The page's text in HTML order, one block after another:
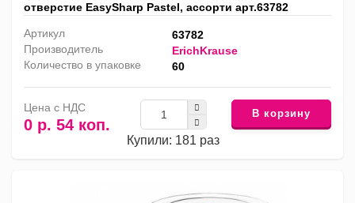
отверстие EasySharp Pastel, ассорти арт.63782
Артикул
63782
Производитель
ErichKrause
Количество в упаковке
60
Цена с НДС
0 р. 54 коп.
Купили: 181 раз
В корзину